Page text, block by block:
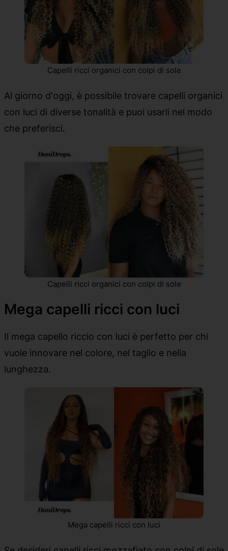
Capelli ricci organici con colpi di sole
Al giorno d'oggi, è possibile trovare capelli organici
con luci di diverse tonalità e puoi usarli nel modo
che preferisci.
Capelli ricci organici con colpi di sole
Mega capelli ricci con luci
Il mega capello riccio con luci è perfetto per chi
vuole innovare nel colore, nel taglio e nella
lunghezza.
Mega capelli ricci con luci